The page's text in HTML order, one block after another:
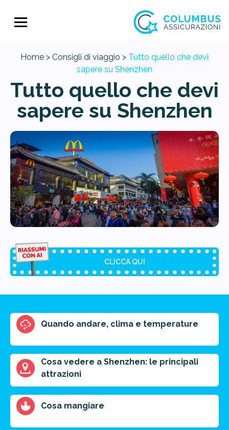
Home > Consigli di viaggio > Tutto quello che devi
sapere su Shenzhen
Tutto quello che devi
sapere su Shenzhen
CLICCA QUI
Riassunto dell'articolo
Scegli il formato del riassunto
Breve Medio Punti chiave
prossima destinazione di viaggio.
Quando andare, clima e temperature
Cosa vedere a Shenzhen: le principali
attrazioni
Cosa mangiare